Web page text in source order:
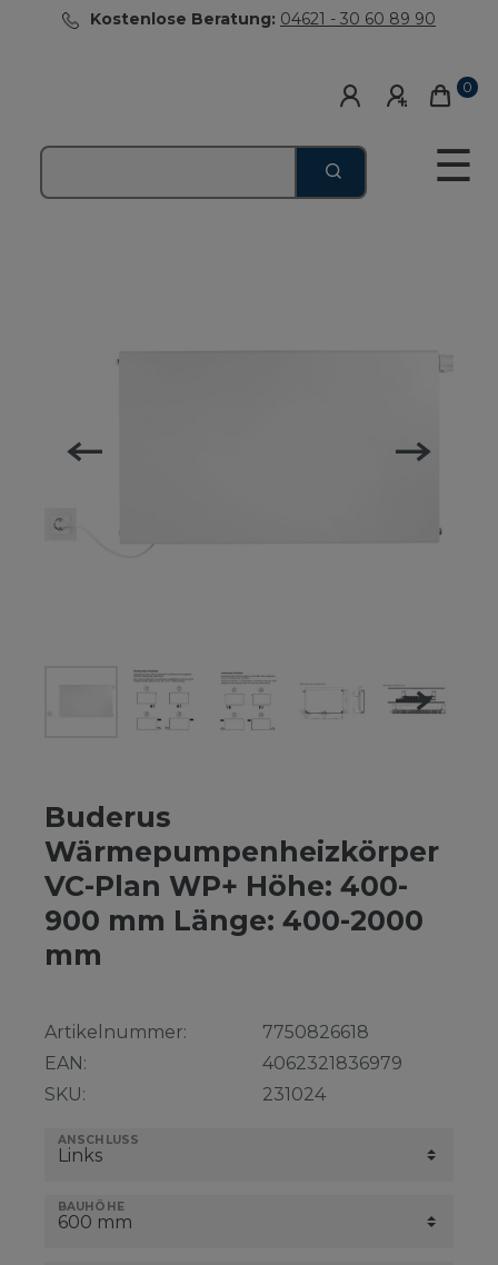
Kostenlose Beratung: 04621 - 30 60 89 90
0
☰
Buderus
Wärmepumpenheizkörper
VC-Plan WP+ Höhe: 400-
900 mm Länge: 400-2000
mm
Artikelnummer:
EAN:
SKU:
7750826618
4062321836979
231024
ANSCHLUSS
BAUHÖHE